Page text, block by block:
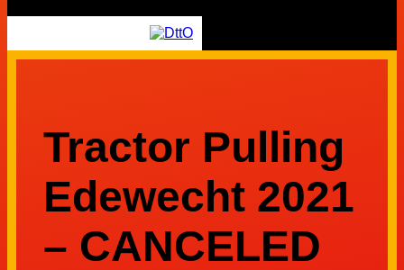
Tractor Pulling
Edewecht 2021
– CANCELED